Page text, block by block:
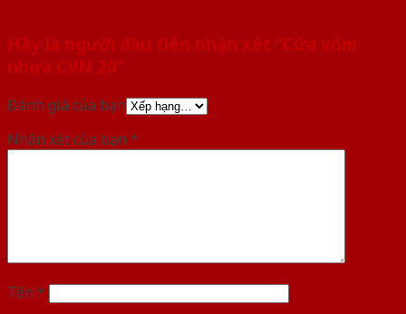
Hãy là người đầu tiên nhận xét “Cửa vòm
nhựa CVN 20”
Đánh giá của bạn
Nhận xét của bạn *
Tên *